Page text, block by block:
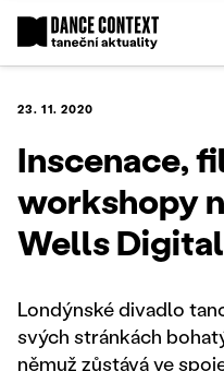
23. 11. 2020
Inscenace,
workshopy
Wells
Londýnské divadlo
svých stránkách
němuž zůstává ve